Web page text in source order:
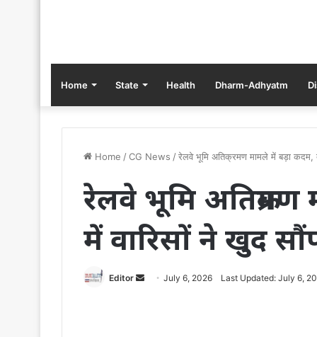
Home State Health Dharm-Adhyatm
Home /CG News /रेलवे भूमि अतिक्रमण मामले में बड़ा कदम,
रेलवे भूमि
में वारिसों ने खुद
Editor
SendJuly 6, 2026 Last Updated: July 6,